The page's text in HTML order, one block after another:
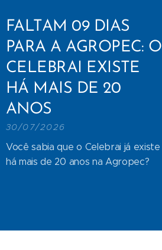
FALTAM 09 DIAS
PARA A AGROPEC: O
CELEBRAI EXISTE
HÁ MAIS DE 20
ANOS
30/07/2026
Você sabia que o Celebrai já existe
há mais de 20 anos na Agropec?